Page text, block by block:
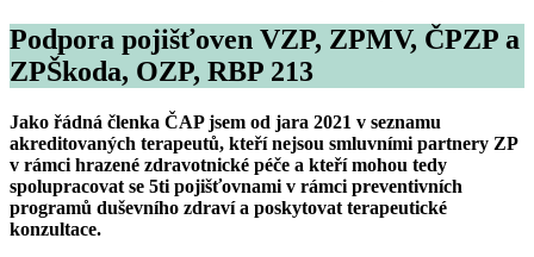
Podpora pojišťoven VZP, ZPMV, ČPZP a
ZPŠkoda, OZP, RBP 213
Jako řádná členka ČAP jsem od jara 2021 v seznamu
akreditovaných terapeutů, kteří nejsou smluvními partnery ZP
v rámci hrazené zdravotnické péče a kteří mohou tedy
spolupracovat se 5ti pojišťovnami v rámci preventivních
programů duševního zdraví a poskytovat terapeutické
konzultace.